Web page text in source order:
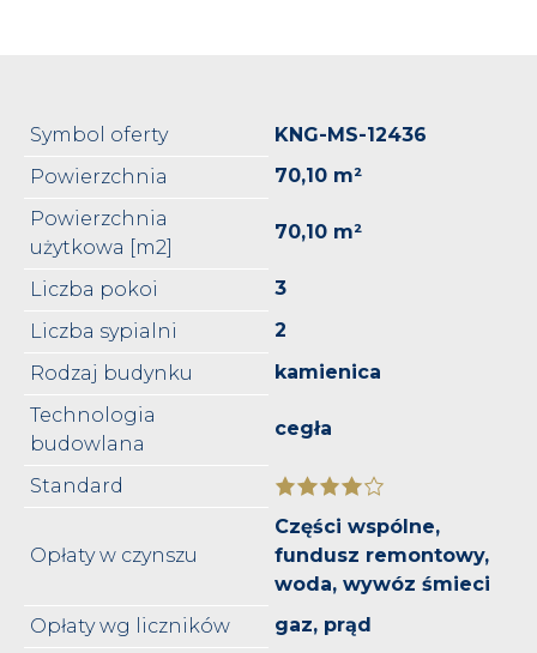
Symbol oferty
KNG-MS-12436
Powierzchnia
70,10 m²
Powierzchnia
użytkowa [m2]
70,10 m²
Liczba pokoi
3
Liczba sypialni
2
Rodzaj budynku
kamienica
Technologia
budowlana
cegła
Standard
Opłaty w czynszu
Części wspólne,
fundusz remontowy,
woda, wywóz śmieci
Opłaty wg liczników
gaz, prąd